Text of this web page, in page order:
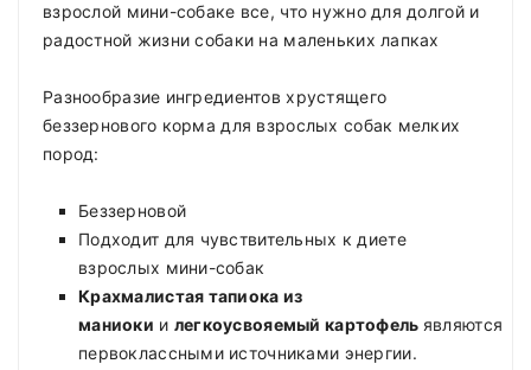
взрослой мини-собаке все, что нужно для долгой и
радостной жизни собаки на маленьких лапках
Разнообразие ингредиентов хрустящего
беззернового корма для взрослых собак мелких
пород:
Беззерновой
Подходит для чувствительных к диете
взрослых мини-собак
Крахмалистая тапиока из
маниоки и легкоусвояемыйкартофель являются
первоклассными источниками энергии.